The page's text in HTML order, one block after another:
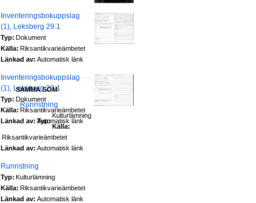
Inventeringsbokuppslag
(1), Leksberg 29:1
Typ: Dokument
Källa: Riksantikvarieämbetet
Länkad av: Automatisk länk
Inventeringsbokuppslag
(1), Leksberg 20:1
Typ: Dokument
Källa: Riksantikvarieämbetet
Länkad av: Automatisk länk
SAMMA SOM
Runristning
Typ:
Kulturlämning
Källa:
Riksantikvarieämbetet
Länkad av: Automatisk länk
Runristning
Typ: Kulturlämning
Källa: Riksantikvarieämbetet
Länkad av: Automatisk länk